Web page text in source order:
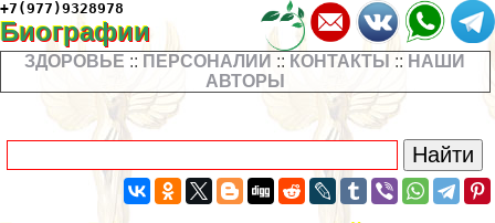
+7(977)9328978
Биографии
ЗДОРОВЬЕ :: ПЕРСОНАЛИИ :: КОНТАКТЫ :: НАШИ
АВТОРЫ